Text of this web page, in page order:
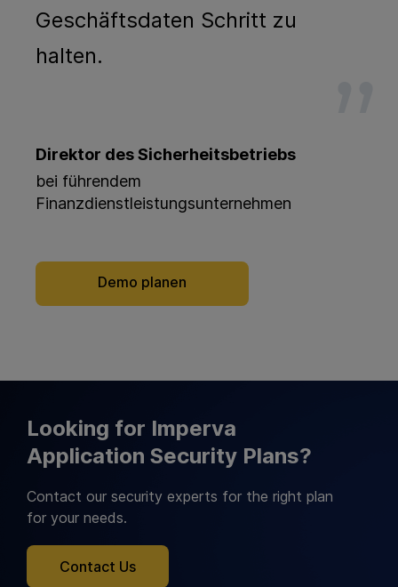
Geschäftsdaten Schritt zu
halten.
Direktor des Sicherheitsbetriebs
bei führendem
Finanzdienstleistungsunternehmen
Demo planen
Looking for Imperva
Application Security Plans?
Contact our security experts for the right plan
for your needs.
Contact Us